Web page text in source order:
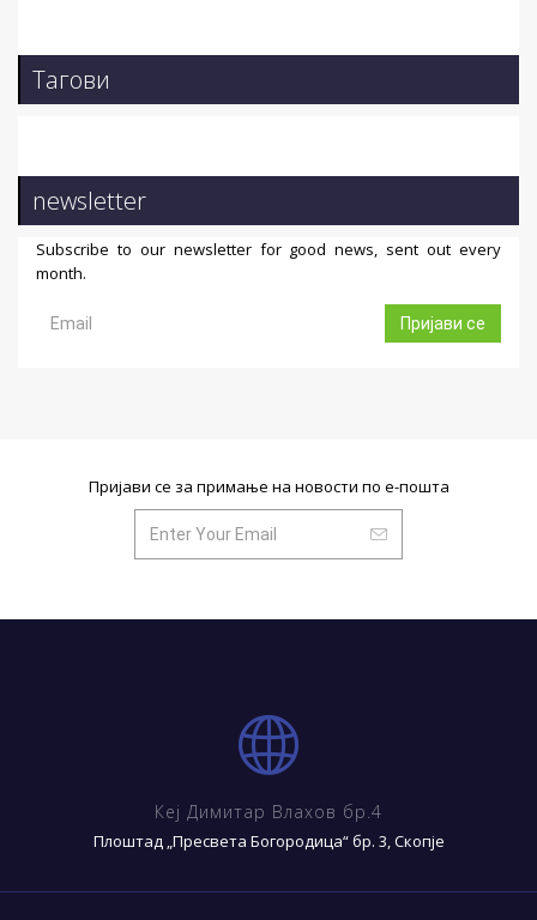
Тагови
newsletter
Subscribe to our newsletter for good news, sent out every
month.
Пријави се
Пријави се за примање на новости по е-пошта
Кеј Димитар Влахов бр.4
Плоштад „Пресвета Богородица“ бр. 3, Скопје